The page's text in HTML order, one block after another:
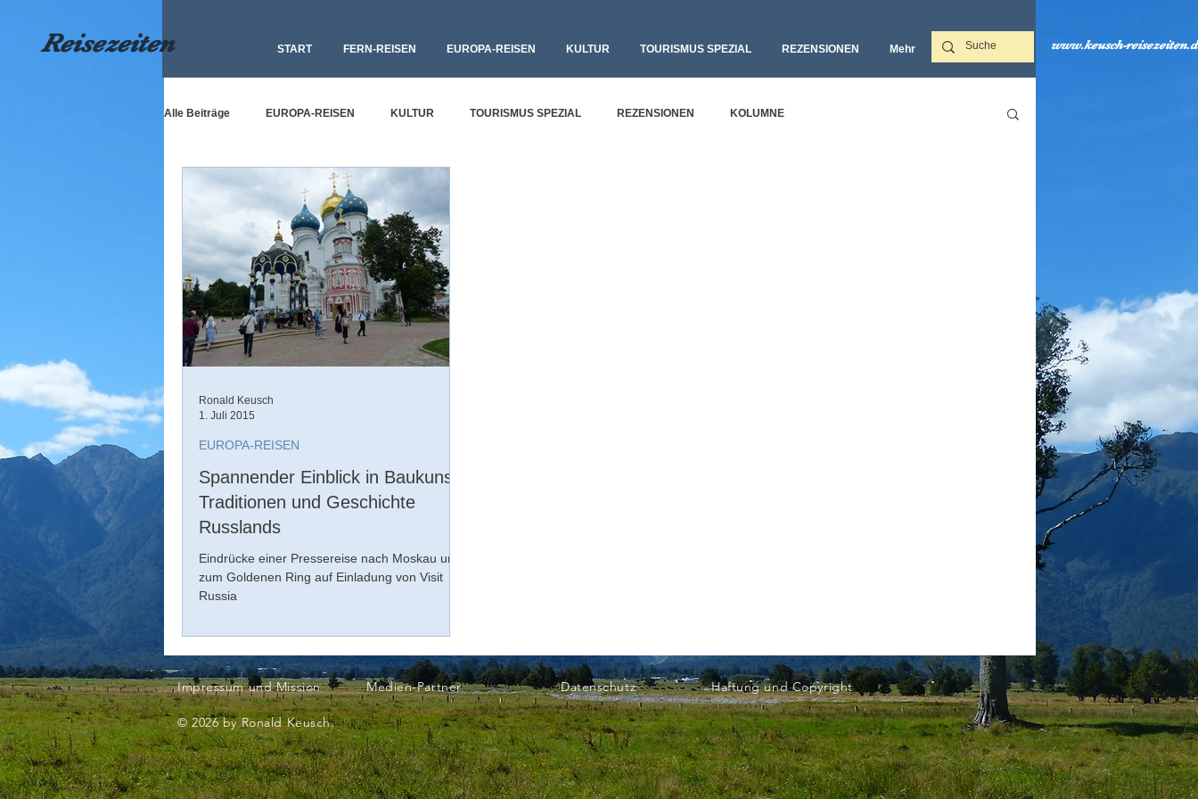
Reisezeiten START FERN-REISEN EUROPA-REISEN KULTUR TOURISMUS SPEZIAL REZENSIONEN Mehr‎ www.keusch-
Alle Beiträge EUROPA-REISEN KULTUR TOURISMUS SPEZIAL REZENSIONEN KOLUMNE
Spannender Einblick in Baukunst,
Traditionen und Geschichte
Russlands
Eindrücke einer Pressereise nach Moskau und
zum Goldenen Ring auf Einladung von Visit
Russia
EUROPA-REISEN
Ronald Keusch
1. Juli 2015
Impressum und Mission Medien-Partner Datenschutz Haftung und Copyright
© 2026 by Ronald Keusch.